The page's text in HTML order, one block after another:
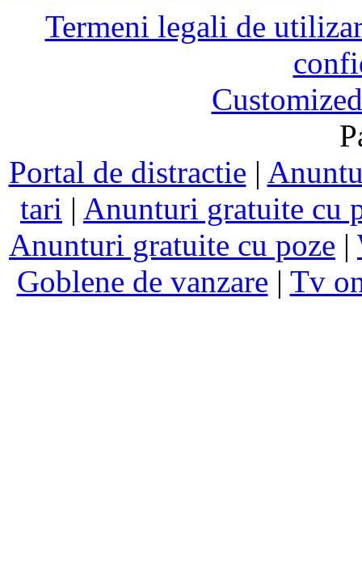
Termeni legali de
Portal de distractie |
tari | Anunturi gratuite cu
Anunturi gratuite cu poze |
Goblene de vanzare | Tv